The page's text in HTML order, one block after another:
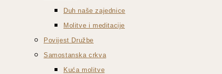
Duh naše zajednice
Molitve i meditacije
Povijest Družbe
Samostanska crkva
Kuća molitve